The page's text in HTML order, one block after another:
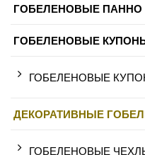
ГОБЕЛЕНОВЫЕ ПАННО
ГОБЕЛЕНОВЫЕ
ГОБЕЛЕНОВЫЕ
ДЕКОРАТИВНЫЕ
ГОБЕЛЕНОВЫЕ